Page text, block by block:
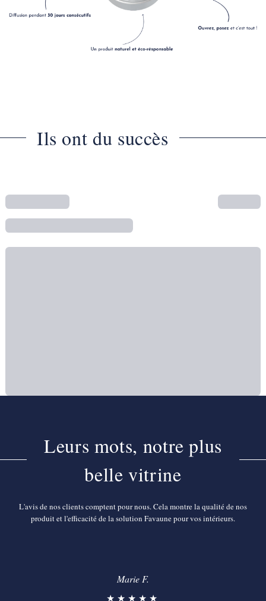
Ils ont du succès
Leurs mots, notre plus
belle vitrine
L'avis de nos clients comptent pour nous. Cela montre la qualité de nos
produit et l'efficacité de la solution Favaune pour vos intérieurs.
Marie F.
★★★★★